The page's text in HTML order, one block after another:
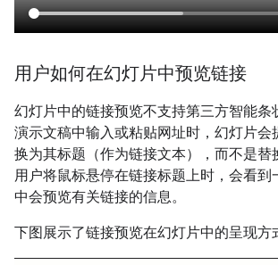
用户如何在幻灯片中预览链接
幻灯片中的链接预览不支持第三方智能条
演示文稿中输入或粘贴网址时，幻灯片会
换为其标题（作为链接文本），而不是替
用户将鼠标悬停在链接标题上时，会看到
中会预览有关链接的信息。
下图展示了链接预览在幻灯片中的呈现方